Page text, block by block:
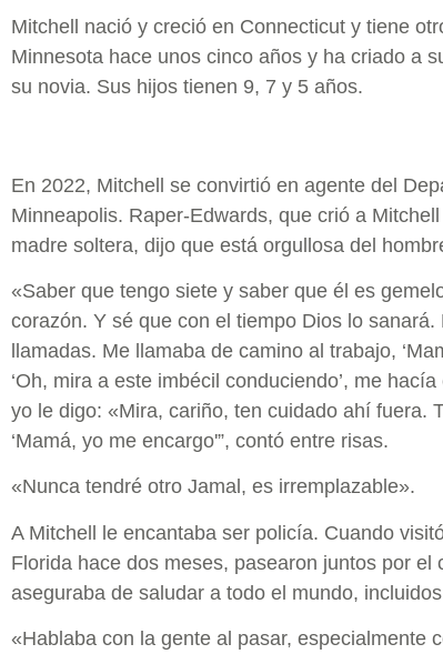
Mitchell nació y creció en Connecticut y tiene
Minnesota hace unos cinco años y ha criado a
su novia. Sus hijos tienen 9, 7 y 5 años.
En 2022, Mitchell se convirtió en agente del
Minneapolis. Raper-Edwards, que crió a
madre soltera, dijo que está orgullosa del
«Saber que tengo siete y saber que él es
corazón. Y sé que con el tiempo Dios lo
llamadas. Me llamaba de camino al trabajo,
‘Oh, mira a este imbécil conduciendo’, me
yo le digo: «Mira, cariño, ten cuidado ahí fuera.
‘Mamá, yo me encargo'”, contó entre risas.
«Nunca tendré otro Jamal, es irremplazable».
A Mitchell le encantaba ser policía. Cuando
Florida hace dos meses, pasearon juntos por el
aseguraba de saludar a todo el mundo,
«Hablaba con la gente al pasar, especialmente